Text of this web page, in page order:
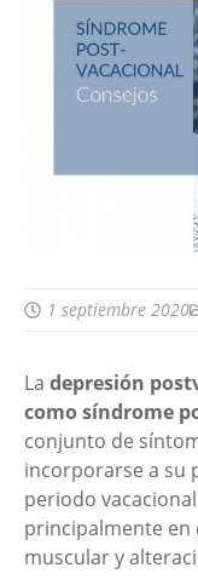
1 septiembre 2020
La depresión
como síndrome
conjunto de
incorporarse a su
periodo
principalmente en
muscular y